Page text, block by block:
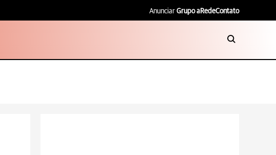
Anunciar Grupo aRedeContato